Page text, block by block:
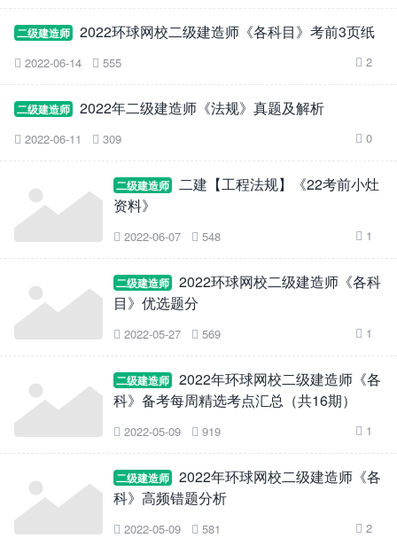
二级建造师 2022环球网校二级建造师《各科目》考前3页纸
 2022-06-14  555  2
二级建造师 2022年二级建造师《法规》真题及解析
 2022-06-11  309  0
二级建造师
二建【工程法规】《22考前小灶
资料》
 2022-06-07  548  1
二级建造师
2022环球网校二级建造师《各科
目》优选题分
 2022-05-27  569  1
二级建造师
2022年环球网校二级建造师《各
科》备考每周精选考点汇总（共16期）
 2022-05-09  919  1
二级建造师
2022年环球网校二级建造师《各
科》高频错题分析
 2022-05-09  581  2